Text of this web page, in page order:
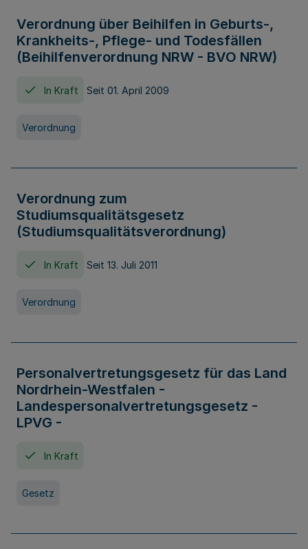
Verordnung über Beihilfen in Geburts-,
Krankheits-, Pflege- und Todesfällen
(Beihilfenverordnung NRW - BVO NRW)
In Kraft Seit 01. April 2009
Verordnung
Verordnung zum
Studiumsqualitätsgesetz
(Studiumsqualitätsverordnung)
In Kraft Seit 13. Juli 2011
Verordnung
Personalvertretungsgesetz für das Land
Nordrhein-Westfalen -
Landespersonalvertretungsgesetz -
LPVG -
In Kraft
Gesetz